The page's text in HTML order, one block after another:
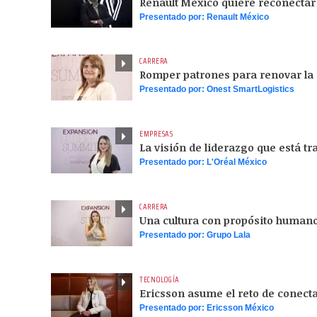
Presentado por: Renault México
CARRERA
Romper patrones para renovar
Presentado por: Onest SmartLogistics
EMPRESAS
La visión de liderazgo que está
Presentado por: L'Oréal México
CARRERA
Una cultura con propósito
Presentado por: Grupo Lala
TECNOLOGÍA
Ericsson asume el reto de
Presentado por: Ericsson México